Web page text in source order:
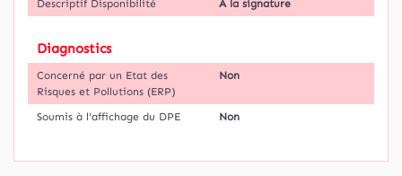
Descriptif Disponibilité A la signature
Diagnostics
Concerné par un Etat des
Risques et Pollutions (ERP)
Non
Soumis à l'affichage du DPE Non